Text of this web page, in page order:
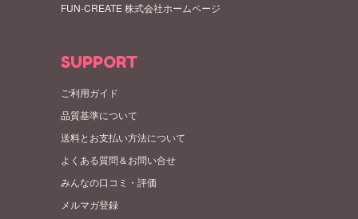
FUN-CREATE 株式会社ホームページ
SUPPORT
ご利用ガイド
品質基準について
送料とお支払い方法について
よくある質問＆お問い合せ
みんなの口コミ・評価
メルマガ登録